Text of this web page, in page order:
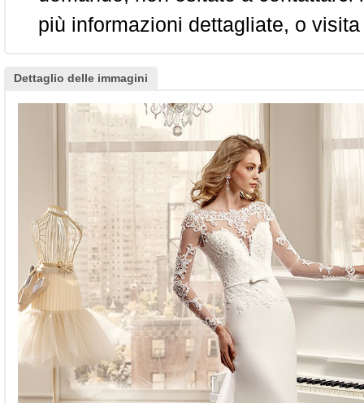
più informazioni dettagliate, o
Dettaglio delle immagini